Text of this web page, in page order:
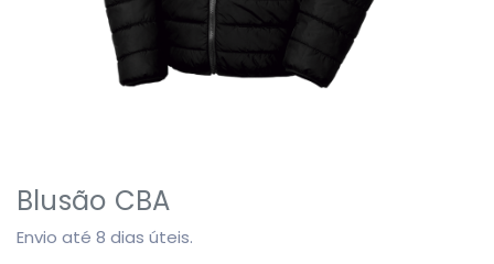
Blusão CBA
Envio até 8 dias úteis.